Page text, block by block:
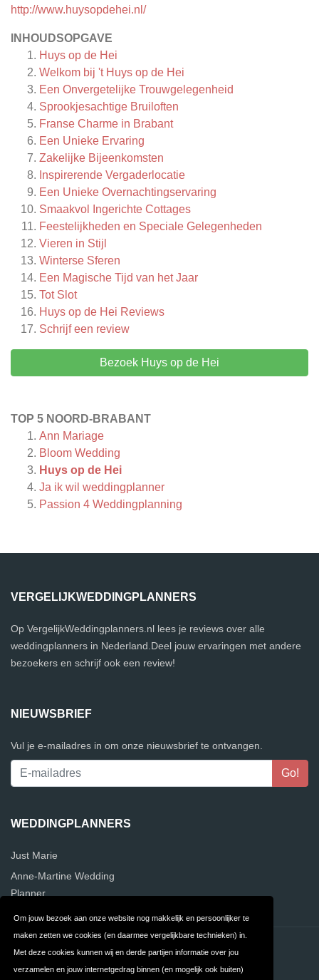
Om jouw bezoek aan onze website nog makkelijk en persoonlijker te
maken zetten we cookies (en daarmee vergelijkbare technieken) in.
Met deze cookies kunnen wij en derde partijen informatie over jou
verzamelen en jouw internetgedrag binnen (en mogelijk ook buiten)
http://www.huysopdehei.nl/
INHOUDSOPGAVE
Huys op de Hei
Welkom bij 't Huys op de Hei
Een Onvergetelijke Trouwgelegenheid
Sprookjesachtige Bruiloften
Franse Charme in Brabant
Een Unieke Ervaring
Zakelijke Bijeenkomsten
Inspirerende Vergaderlocatie
Een Unieke Overnachtingservaring
Smaakvol Ingerichte Cottages
Feestelijkheden en Speciale Gelegenheden
Vieren in Stijl
Winterse Sferen
Een Magische Tijd van het Jaar
Tot Slot
Huys op de Hei Reviews
Schrijf een review
Bezoek Huys op de Hei
TOP 5 NOORD-BRABANT
Ann Mariage
Bloom Wedding
Huys op de Hei
Ja ik wil weddingplanner
Passion 4 Weddingplanning
VERGELIJKWEDDINGPLANNERS
Op VergelijkWeddingplanners.nl lees je reviews over alle
weddingplanners in Nederland.Deel jouw ervaringen met andere
bezoekers en schrijf ook een review!
NIEUWSBRIEF
Vul je e-mailadres in om onze nieuwsbrief te ontvangen.
WEDDINGPLANNERS
Just Marie
Anne-Martine Wedding
Planner
Contact Privacy
Algemene FAQ